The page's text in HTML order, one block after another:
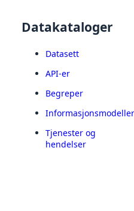
Datakataloger
Datasett
API-er
Begreper
Informasjonsmodeller
Tjenester og
hendelser